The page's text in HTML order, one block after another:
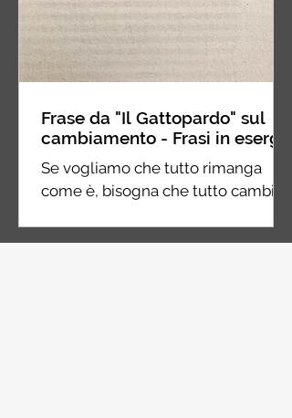
Frase da "Il Gattopardo" sul
cambiamento - Frasi in esergo
Se vogliamo che tutto rimanga
come è, bisogna che tutto cambi.